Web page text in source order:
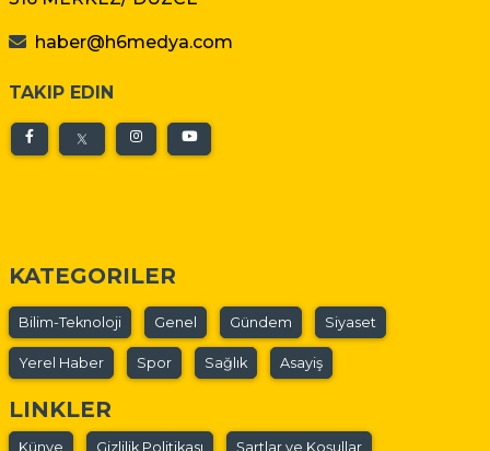
haber@h6medya.com
TAKIP EDIN
KATEGORILER
Bilim-Teknoloji Genel Gündem Siyaset
Yerel Haber Spor Sağlık Asayiş
LINKLER
Künye Gizlilik Politikası Şartlar ve Koşullar